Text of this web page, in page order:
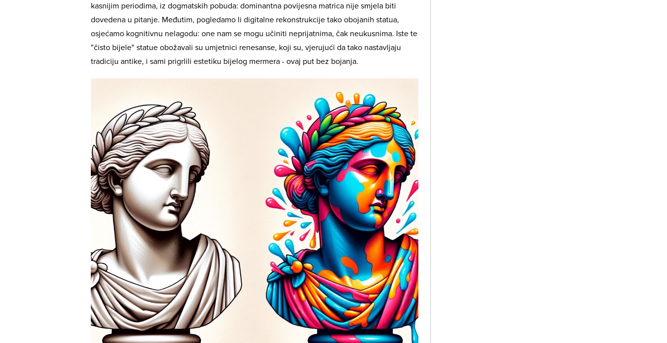
kasnijim periodima, iz dogmatskih pobuda: dominantna povijesna matrica nije smjela biti
dovedena u pitanje. Međutim, pogledamo li digitalne rekonstrukcije tako obojanih statua,
osjećamo kognitivnu nelagodu: one nam se mogu učiniti neprijatnima, čak neukusnima. Iste te
"čisto bijele" statue obožavali su umjetnici renesanse, koji su, vjerujući da tako nastavljaju
tradiciju antike, i sami prigrlili estetiku bijelog mermera - ovaj put bez bojanja.